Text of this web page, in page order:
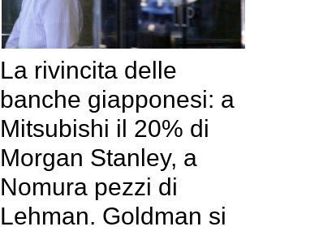
La rivincita delle
banche giapponesi: a
Mitsubishi il 20% di
Morgan Stanley, a
Nomura pezzi di
Lehman. Goldman si